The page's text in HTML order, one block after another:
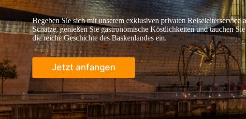
Begeben Sie sich mit unserem exklusiven privaten
Schätze, genießen Sie gastronomische Köstlichkeiten und tauchen
die reiche Geschichte des Baskenlandes ein.
Jetzt anfangen